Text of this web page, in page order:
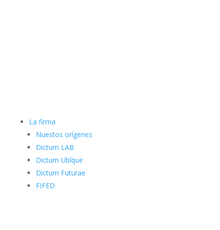
La firma
Nuestos orígenes
Dictum LAB
Dictum Ubīque
Dictum Futurae
FIFED